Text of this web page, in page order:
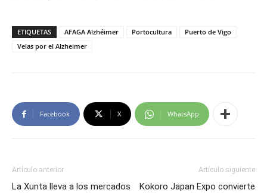
ETIQUETAS AFAGA Alzhéimer Portocultura
Puerto de Vigo
Velas por el Alzheimer
Facebook X WhatsApp
Artículo anterior
La Xunta lleva a los mercados
Artículo siguiente
Kokoro Japan Expo convierte